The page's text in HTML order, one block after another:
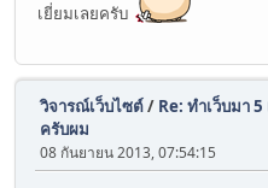
เยี่ยมเลยครับ
วิจารณ์เว็บไซต์/ Re: ทำเว็บมา
ครับผม
08 กันยายน 2013, 07:54:15